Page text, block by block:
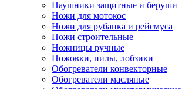
Наушники защитные и беруши
Ножи для мотокос
Ножи для рубанка и рейсмуса
Ножи строительные
Ножницы ручные
Ножовки, пилы, лобзики
Обогреватели конвекторные
Обогреватели масляные